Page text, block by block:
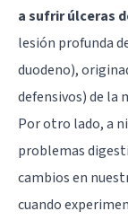
a sufrir úlceras
lesión profunda
duodeno),
defensivos) de la
Por otro lado, a
problemas
cambios en
cuando